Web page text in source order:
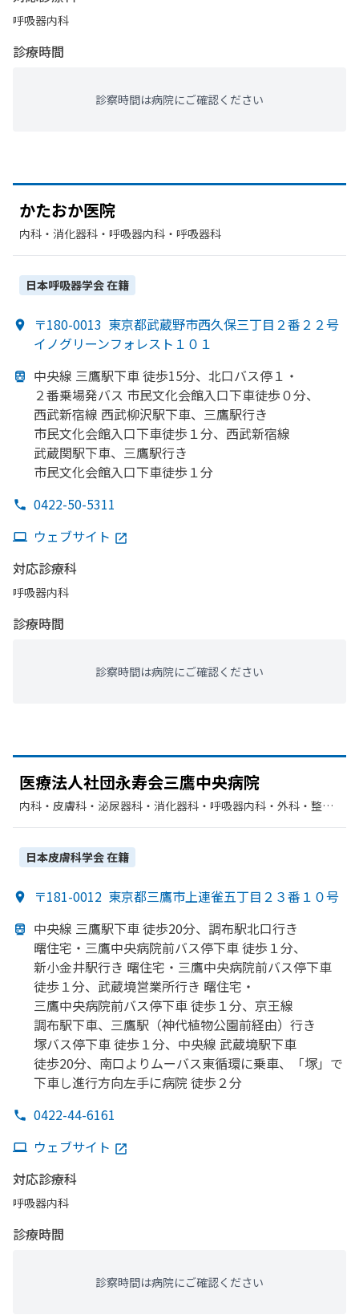
呼吸器内科
診療時間
診察時間は病院にご確認ください
かたおか医院
内科・​消化器科・​呼吸器内科・​呼吸器科
日本呼吸器学会在籍
〒180-0013 東京都武蔵野市西久保三丁目２番２２号
イノグリーンフォレスト１０１
中央線 三鷹駅下車 徒歩15分、 北口バス停１・
２番乗場発バス 市民文化会館入口下車徒歩０分、
西武新宿線 西武柳沢駅下車、 三鷹駅行き
市民文化会館入口下車徒歩１分、 西武新宿線
武蔵関駅下車、 三鷹駅行き
市民文化会館入口下車徒歩１分
0422-50-5311
ウェブサイト
対応診療科
呼吸器内科
診療時間
診察時間は病院にご確認ください
医療法人社団永寿会三鷹中央病院
内科・​皮膚科・​泌尿器科・​消化器科・​呼吸器内科・​外科・​整形
肛門科・​循環器科・​乳腺外科・​糖尿病内科・​麻酔科
日本皮膚科学会在籍
〒181-0012 東京都三鷹市上連雀五丁目２３番１０号
中央線 三鷹駅下車 徒歩20分、 調布駅北口行き
曙住宅・三鷹中央病院前バス停下車 徒歩１分、
新小金井駅行き 曙住宅・三鷹中央病院前バス停下車
徒歩１分、 武蔵境営業所行き 曙住宅・
三鷹中央病院前バス停下車 徒歩１分、 京王線
調布駅下車、 三鷹駅 （神代植物公園前経由） 行き
塚バス停下車 徒歩１分、 中央線 武蔵境駅下車
徒歩20分、 南口よりムーバス東循環に乗車、
「塚」で
下車し進行方向左手に病院 徒歩２分
0422-44-6161
ウェブサイト
対応診療科
呼吸器内科
診療時間
診察時間は病院にご確認ください